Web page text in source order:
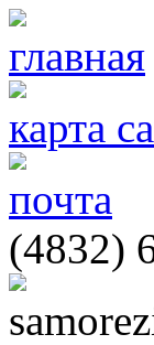
главная
карта
почта
(4832)